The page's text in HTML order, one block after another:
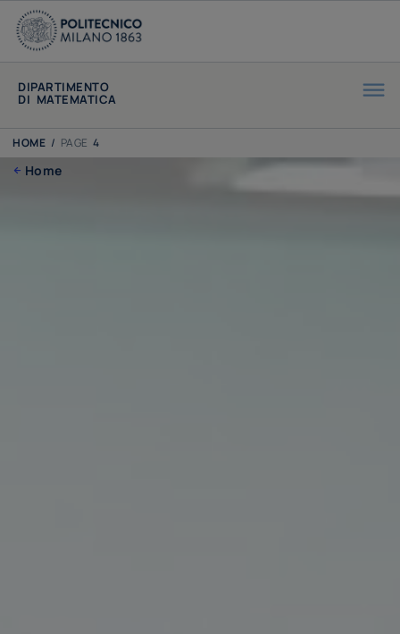
DIPARTIMENTO
DI MATEMATICA
HOME / PAGE 4
Home